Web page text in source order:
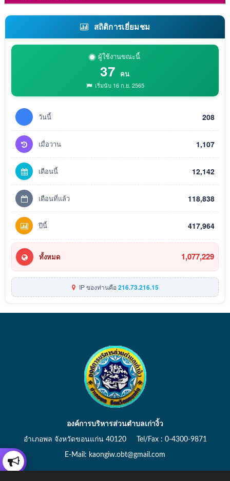
สถิติการเยี่ยมชม
ผู้ใช้งานขณะนี้
37 คน
เริ่มนับ 16 ก.ย. 2565
วันนี้ 208
เมื่อวาน 1,107
เดือนนี้ 12,142
เดือนที่แล้ว 118,838
ปีนี้ 417,964
ทั้งหมด 1,077,229
IP ของท่านคือ216.73.216.15
องค์การบริหารส่วนตำบลเก่างิ้ว
อำเภอพล จังหวัดขอนแก่น 40120 Tel/Fax : 0-4300-9871
E-Mail: kaongiw.obt@gmail.com